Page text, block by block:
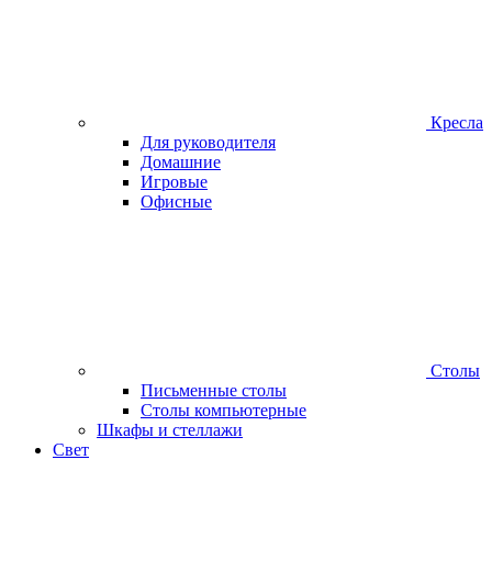
Кресла
Для руководителя
Домашние
Игровые
Офисные
Столы
Письменные столы
Столы компьютерные
Шкафы и стеллажи
Свет